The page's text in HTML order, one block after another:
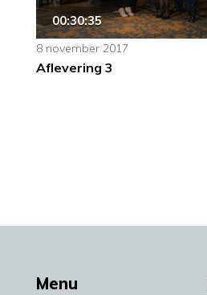
00:30:35
8 november 2017
Aflevering 3
Menu